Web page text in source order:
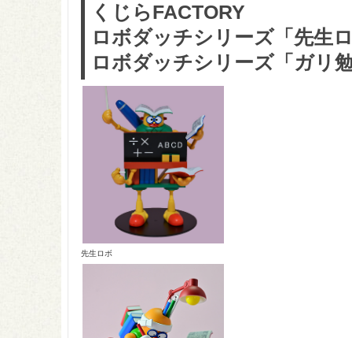
くじらFACTORY
ロボダッチシリーズ「先生
ロボダッチシリーズ「ガリ
先生ロボ